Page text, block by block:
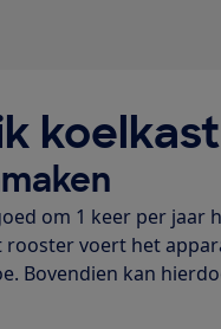
om 1 keer per jaar
voert het
Bovendien kan